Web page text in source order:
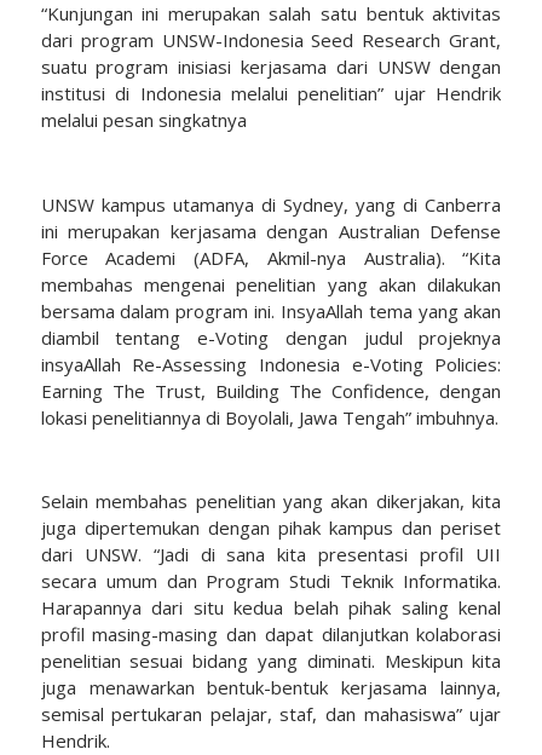
“Kunjungan ini merupakan salah satu bentuk aktivitas
dari program UNSW-Indonesia Seed Research Grant,
suatu program inisiasi kerjasama dari UNSW dengan
institusi di Indonesia melalui penelitian” ujar Hendrik
melalui pesan singkatnya
UNSW kampus utamanya di Sydney, yang di Canberra
ini merupakan kerjasama dengan Australian Defense
Force Academi (ADFA, Akmil-nya Australia). “Kita
membahas mengenai penelitian yang akan dilakukan
bersama dalam program ini. InsyaAllah tema yang akan
diambil tentang e-Voting dengan judul projeknya
insyaAllah Re-Assessing Indonesia e-Voting Policies:
Earning The Trust, Building The Confidence, dengan
lokasi penelitiannya di Boyolali, Jawa Tengah” imbuhnya.
Selain membahas penelitian yang akan dikerjakan, kita
juga dipertemukan dengan pihak kampus dan periset
dari UNSW. “Jadi di sana kita presentasi profil UII
secara umum dan Program Studi Teknik Informatika.
Harapannya dari situ kedua belah pihak saling kenal
profil masing-masing dan dapat dilanjutkan kolaborasi
penelitian sesuai bidang yang diminati. Meskipun kita
juga menawarkan bentuk-bentuk kerjasama lainnya,
semisal pertukaran pelajar, staf, dan mahasiswa” ujar
Hendrik.